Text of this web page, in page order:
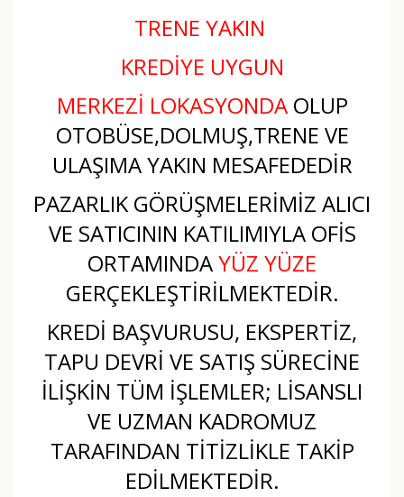
TRENE YAKIN
KREDİYE UYGUN
MERKEZİ LOKASYONDAOLUP
OTOBÜSE,DOLMUŞ,TRENE VE
ULAŞIMA YAKIN MESAFEDEDİR
PAZARLIK GÖRÜŞMELERİMİZ ALICI
VE SATICININ KATILIMIYLA OFİS
ORTAMINDAYÜZ YÜZE
GERÇEKLEŞTİRİLMEKTEDİR.
KREDİ BAŞVURUSU, EKSPERTİZ,
TAPU DEVRİ VE SATIŞ SÜRECİNE
İLİŞKİN TÜM İŞLEMLER; LİSANSLI
VE UZMAN KADROMUZ
TARAFINDAN TİTİZLİKLE TAKİP
EDİLMEKTEDİR.